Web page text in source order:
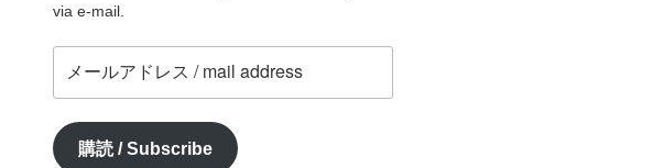
via e-mail.
ア
ド
購読 / Subscribe